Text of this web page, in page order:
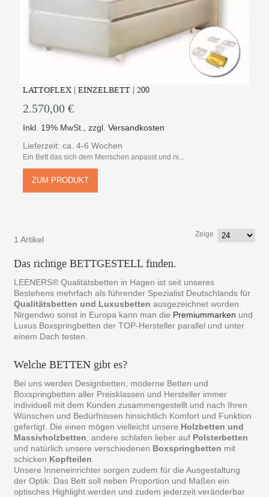
LATTOFLEX | EINZELBETT | 200
2.570,00 €
Inkl. 19% MwSt. ,zzgl.Versandkosten
Lieferzeit: ca. 4-6 Wochen
Ein Bett das sich dem Menschen anpasst und ni...
ZUM PRODUKT
1 Artikel
Zeige
Das richtige BETTGESTELL finden.
LEENERS® Qualitätsbetten in Hagen ist seit unseres
Bestehens mehrfach als führender Spezialist Deutschlands für
Qualitätsbetten und Luxusbettenausgezeichnet worden.
Nirgendwo sonst in Europa kann man die Premiummarken und
Luxus Boxspringbetten der TOP-Hersteller parallel und unter
einem Dach testen.
Welche BETTEN gibt es?
Bei uns werden Designbetten, moderne Betten und
Boxspringbetten aller Preisklassen und Hersteller immer
individuell mit dem Kunden zusammengestellt und nach Ihren
Wünschen und Bedürfnissen hinsichtlich Komfort und Funktion
gefertigt. Die einen mögen vielleicht unsere Holzbetten und
Massivholzbetten , andere schlafen lieber auf Polsterbetten
und natürlich unsere verschiedenen Boxspringbetten mit
schicken Kopfteilen
Unsere Inneneinrichter sorgen zudem für die Ausgestaltung
der Optik. Das Bett soll neben Proportion und Maßen ein
optisches Highlight werden und zudem jederzeit veränderbar